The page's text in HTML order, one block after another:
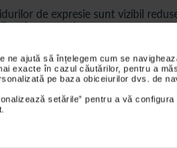
ajută să înțelegem cum se
exacte în cazul căutărilor, pentru a
pe baza obiceiurilor dvs. de
setările” pentru a vă configura
de expresie sunt vizibil
si nu numai.